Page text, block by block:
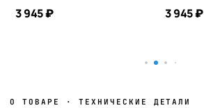
3 945 ₽ 3 945 ₽
О ТОВАРЕ · ТЕХНИЧЕСКИЕ ДЕТАЛИ